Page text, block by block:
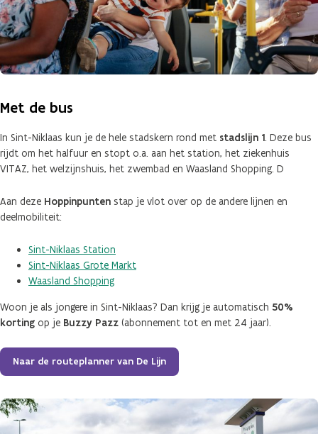
Met de bus
In Sint-Niklaas kun je de hele stadskern rond met stadslijn 1. Deze bus
rijdt om het halfuur en stopt o.a. aan het station, het ziekenhuis
VITAZ, het welzijnshuis, het zwembad en Waasland Shopping. D
Aan deze Hoppinpunten stap je vlot over op de andere lijnen en
deelmobiliteit:
Sint-Niklaas Station
Sint-Niklaas Grote Markt
Waasland Shopping
Woon je als jongere in Sint-Niklaas? Dan krijg je automatisch 50%
korting op je Buzzy Pazz (abonnement tot en met 24 jaar).
Naar de routeplanner van De Lijn